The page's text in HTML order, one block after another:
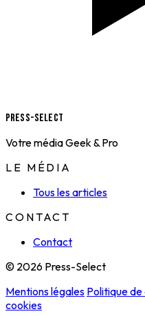
Press-Select
Votre média Geek & Pro
LE MÉDIA
Tous les articles
CONTACT
Contact
© 2026 Press-Select
Mentions légales Politique
cookies